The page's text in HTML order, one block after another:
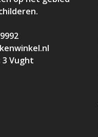
Vught